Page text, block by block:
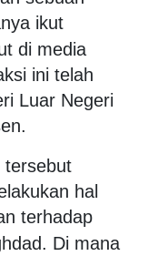
ikut
di media
ini telah
Luar Negeri
tersebut
hal
terhadap
Di mana